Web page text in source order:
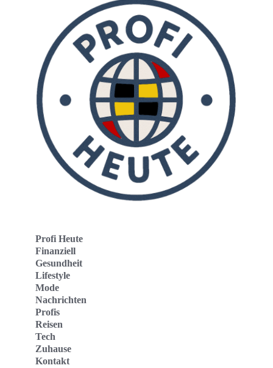
Profi Heute
Finanziell
Gesundheit
Lifestyle
Mode
Nachrichten
Profis
Reisen
Tech
Zuhause
Kontakt